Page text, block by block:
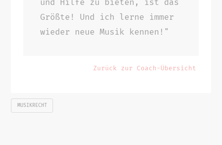
und Hilfe zu bieten, ist das
Größte! Und ich lerne immer
wieder neue Musik kennen!"
Zurück zur Coach-Übersicht
MUSIKRECHT